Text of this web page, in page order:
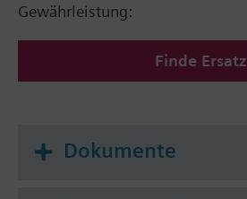
Gewährleistung:
Finde Ersatz
Dokumente